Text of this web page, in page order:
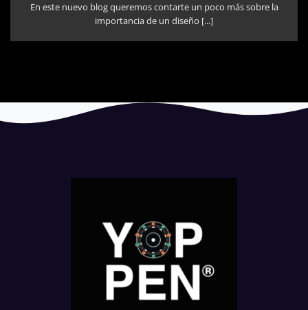
En este nuevo blog queremos contarte un poco más sobre la
importancia de un diseño [...]